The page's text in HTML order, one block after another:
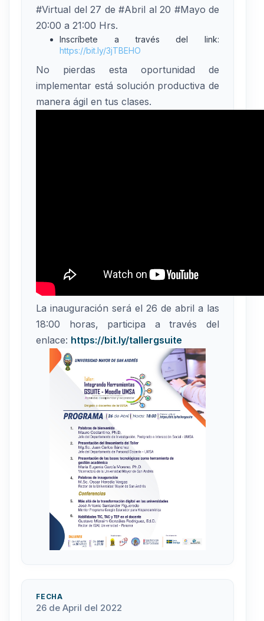
#Virtual del 27 de #Abril al 20 #Mayo de
20:00 a 21:00 Hrs.
Inscríbete a través del link:
https://bit.ly/3jTBEHO
No pierdas esta oportunidad de
implementar está solución productiva de
manera ágil en tus clases.
La inauguración será el 26 de abril a las
18:00 horas, participa a través del
enlace: https://bit.ly/tallergsuite
FECHA
26 de April del 2022